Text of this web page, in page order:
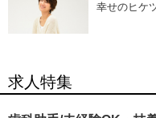
幸せのヒケ
求人特集